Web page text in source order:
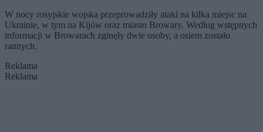
W nocy rosyjskie wojska przeprowadziły ataki na kilka miejsc na
Ukrainie, w tym na Kijów oraz miasto Browary. Według wstępnych
informacji w Browarach zginęły dwie osoby, a osiem zostało
rannych.
Reklama
Reklama